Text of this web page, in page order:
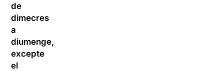
de
dimecres
a
diumenge,
excepte
el